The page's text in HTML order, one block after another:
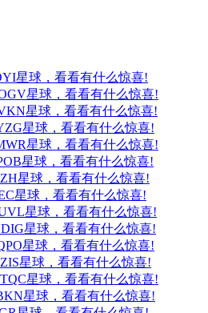
星球，看看有什么惊喜!
星球，看看有什么惊喜!
星球，看看有什么惊喜!
星球，看看有什么惊喜!
星球，看看有什么惊喜!
星球，看看有什么惊喜!
星球，看看有什么惊喜!
星球，看看有什么惊喜!
星球，看看有什么惊喜!
星球，看看有什么惊喜!
星球，看看有什么惊喜!
星球，看看有什么惊喜!
星球，看看有什么惊喜!
星球，看看有什么惊喜!